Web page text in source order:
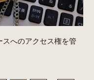
へのアクセス権を管